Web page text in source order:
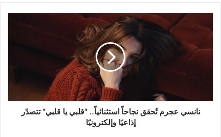
عجرم
نجاحاً
استثنائياً..
تتصدّر
إذاعيًانانسي عجرم تُحقق نجاحاً استثنائياً.. "قلبي يا قلبي" تتصدّر
إذاعيًا وإلكترونيًا